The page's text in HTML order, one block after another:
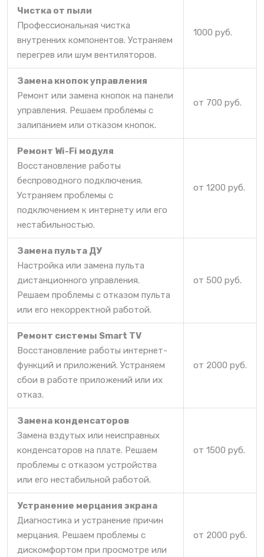
Чистка от пыли
Профессиональная чистка
внутренних компонентов. Устраняем
перегрев или шум вентиляторов.
1000 руб.
Замена кнопок управления
Ремонт или замена кнопок на панели
управления. Решаем проблемы с
залипанием или отказом кнопок.
от 700 руб.
Ремонт Wi-Fi модуля
Восстановление работы
беспроводного подключения.
Устраняем проблемы с
подключением к интернету или его
нестабильностью.
от 1200 руб.
Замена пульта ДУ
Настройка или замена пульта
дистанционного управления.
Решаем проблемы с отказом пульта
или его некорректной работой.
от 500 руб.
Ремонт системы Smart TV
Восстановление работы интернет-
функций и приложений. Устраняем
сбои в работе приложений или их
отказ.
от 2000 руб.
Замена конденсаторов
Замена вздутых или неисправных
конденсаторов на плате. Решаем
проблемы с отказом устройства
или его нестабильной работой.
от 1500 руб.
Устранение мерцания экрана
Диагностика и устранение причин
мерцания. Решаем проблемы с
дискомфортом при просмотре или
от 2000 руб.